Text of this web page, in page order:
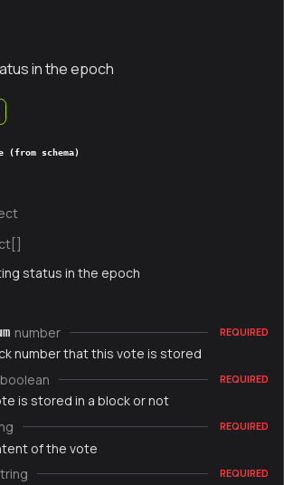
in the epoch
(from schema)
status in the epoch
number REQUIRED
number that this vote is stored
boolean REQUIRED
is stored in a block or not
REQUIRED
of the vote
REQUIRED